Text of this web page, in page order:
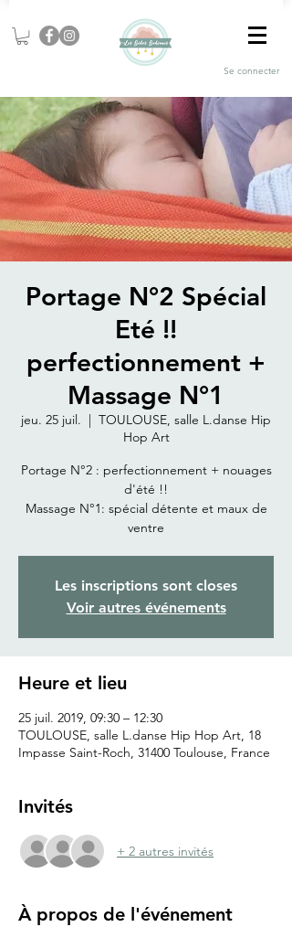
Se connecter
Portage N°2 Spécial
Eté !!
perfectionnement +
Massage N°1
jeu. 25 juil.
  |
TOULOUSE, salle L.danse Hip
Hop Art
Portage N°2 : perfectionnement + nouages
d'été !!
Massage N°1: spécial détente et maux de
ventre
Les inscriptions sont closes
Voir autres événements
Heure et lieu
25 juil. 2019, 09:30 – 12:30
TOULOUSE, salle L.danse Hip Hop Art, 18
Impasse Saint-Roch, 31400 Toulouse, France
Invités
+ 2 autres invités
À propos de l'événement